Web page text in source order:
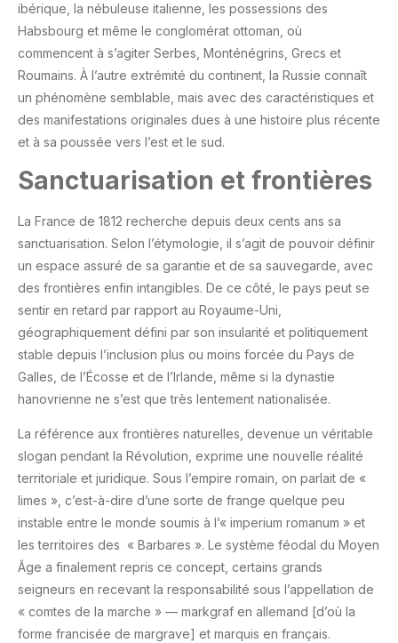
ibérique, la nébuleuse italienne, les possessions des
Habsbourg et même le conglomérat ottoman, où
commencent à s’agiter Serbes, Monténégrins, Grecs et
Roumains. À l’autre extrémité du continent, la Russie connaît
un phénomène semblable, mais avec des caractéristiques et
des manifestations originales dues à une histoire plus récente
et à sa poussée vers l’est et le sud.
Sanctuarisation et frontières
La France de 1812 recherche depuis deux cents ans sa
sanctuarisation. Selon l’étymologie, il s’agit de pouvoir définir
un espace assuré de sa garantie et de sa sauvegarde, avec
des frontières enfin intangibles. De ce côté, le pays peut se
sentir en retard par rapport au Royaume-Uni,
géographiquement défini par son insularité et politiquement
stable depuis l’inclusion plus ou moins forcée du Pays de
Galles, de l’Écosse et de l’Irlande, même si la dynastie
hanovrienne ne s’est que très lentement nationalisée.
La référence aux frontières naturelles, devenue un véritable
slogan pendant la Révolution, exprime une nouvelle réalité
territoriale et juridique. Sous l’empire romain, on parlait de «
limes », c’est-à-dire d’une sorte de frange quelque peu
instable entre le monde soumis à l’« imperium romanum » et
les territoires des « Barbares ». Le système féodal du Moyen
Âge a finalement repris ce concept, certains grands
seigneurs en recevant la responsabilité sous l’appellation de
« comtes de la marche » — markgraf en allemand [d’où la
forme francisée de margrave] et marquis en français.